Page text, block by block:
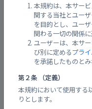
本規約は、本サー
関する当社とユー
を目的とし、ユー
関わる一切の関係に
ユーザーは、本サ
び別に定めるプラ
を承諾したものとみ
第２条 （定義）
本規約において使用する
りとします。
周辺の避難所情報
避難所
昭和西小学